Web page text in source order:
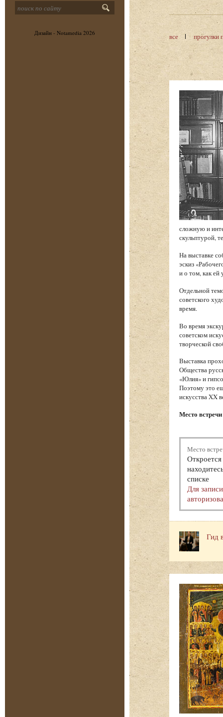
Дизайн - Notamedia 2026 все прогулки
сложную и
скульптурой,
На выставке
эскиз
и о том, как ей
Отдельной
советского
время.
Во время
советском
творческой
Выставка
Общества
«Юлия» и
Поэтому это
искусства XX
Место
Место
списке
Для
Гид